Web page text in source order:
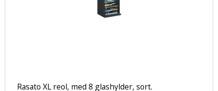
Rasato XL reol, med 8 glashylder, sort.